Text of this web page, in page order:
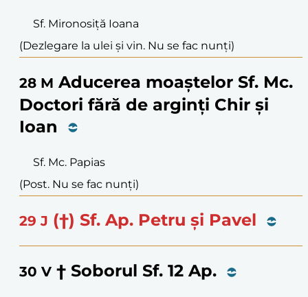
Sf. Mironosiță Ioana
(Dezlegare la ulei și vin. Nu se fac nunți)
28 M Aducerea moaștelor Sf. Mc.
Doctori fără de arginți Chir și
Ioan
Sf. Mc. Papias
(Post. Nu se fac nunți)
29 J (†) Sf. Ap. Petru și Pavel
30 V † Soborul Sf. 12 Ap.